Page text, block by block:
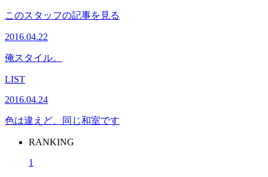
このスタッフの記事を見る
2016.04.22
俺スタイル。
LIST
2016.04.24
色は違えど、同じ和室です
RANKING
1